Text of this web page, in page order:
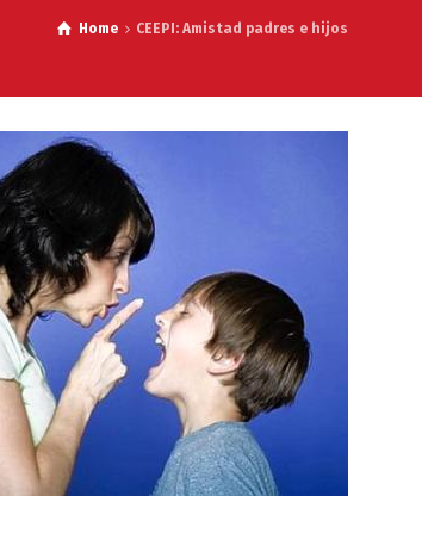
Home CEEPI: Amistad padres e hijos